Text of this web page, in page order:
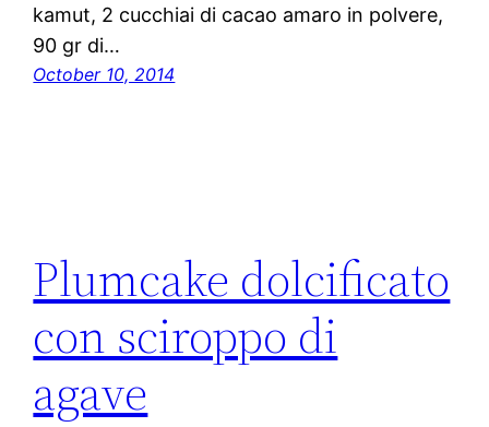
kamut, 2 cucchiai di cacao amaro in polvere,
90 gr di…
October 10, 2014
Plumcake dolcificato
con sciroppo di
agave